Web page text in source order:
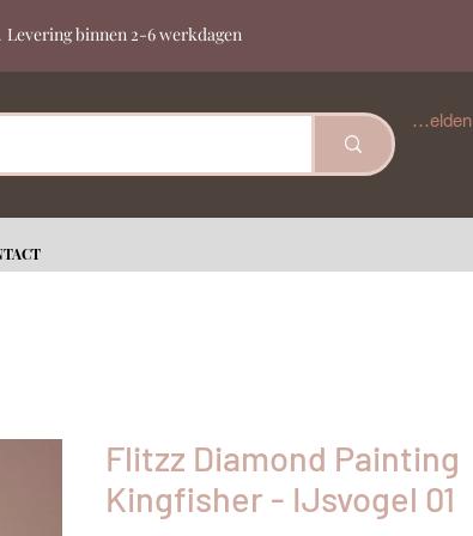
Levering binnen 2-6 werkdagen
Anmelden
Flitzz Diamond Painting
Kingfisher - IJsvogel 01